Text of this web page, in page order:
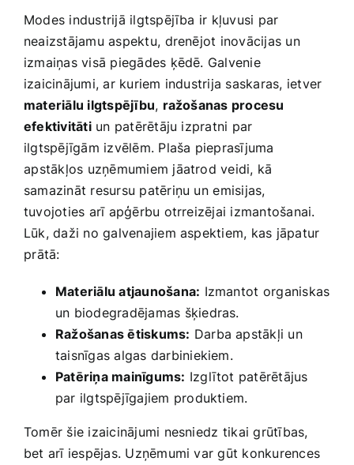
Modes industrijā ilgtspējība ir kļuvusi par⁢
neaizstājamu aspektu, ⁤drenējot inovācijas‌ un
izmaiņas visā piegādes ķēdē. Galvenie
izaicinājumi, ar kuriem industrija saskaras, ietver
materiālu ilgtspējību, ražošanas‍ procesu
efektivitātiun patērētāju izpratni par
ilgtspējīgām‌ izvēlēm. Plaša pieprasījuma
⁢apstākļos uzņēmumiem jāatrod veidi, kā
samazināt resursu patēriņu un⁤ emisijas,
tuvojoties arī apģērbu otrreizējai izmantošanai.
Lūk, daži no galvenajiem aspektiem, kas jāpatur
⁢prātā:
Materiālu atjaunošana: Izmantot ⁤organiskas
un biodegradējamas šķiedras.
Ražošanas ētiskums: Darba apstākļi un ​
taisnīgas algas darbiniekiem.
Patēriņa mainīgums: Izglītot patērētājus
par ilgtspējīgajiem produktiem.
Tomēr šie‍ izaicinājumi nesniedz ⁤tikai grūtības,
bet arī iespējas. Uzņēmumi var gūt konkurences